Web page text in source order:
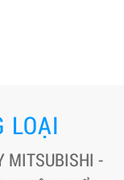
LOẠI
MITSUBISHI -